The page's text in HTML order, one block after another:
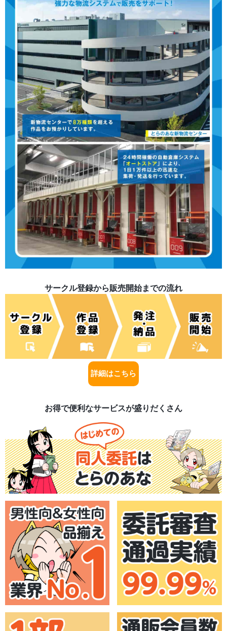
サークル登録から販売開始までの流れ
詳細はこちら
お得で便利なサービスが盛りだくさん